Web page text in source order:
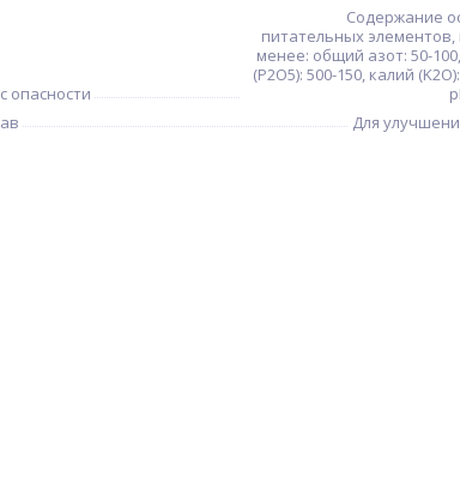
опасности
Содержание
питательных элементов,
менее: общий азот: 50-
(P2O5): 500-150, калий
Для